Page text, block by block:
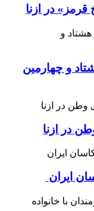
قرمز» در ازنا
و چهارمین
در ازنا
ایران